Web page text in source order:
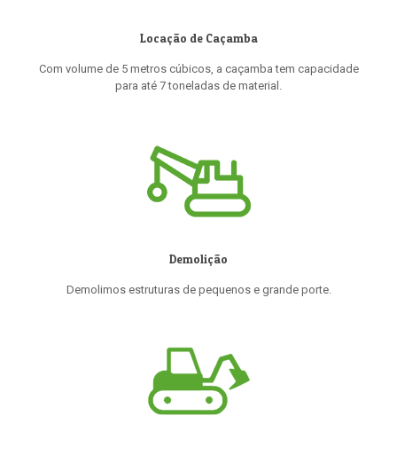
Locação de Caçamba
Com volume de 5 metros cúbicos, a caçamba tem capacidade
para até 7 toneladas de material.
Demolição
Demolimos estruturas de pequenos e grande porte.